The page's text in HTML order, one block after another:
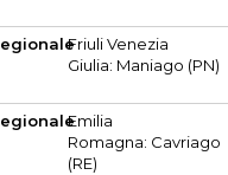
Friuli Venezia
Giulia: Maniago (PN)
Emilia
Romagna: Cavriago
(RE)